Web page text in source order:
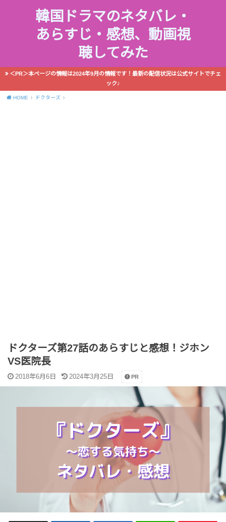
韓国ドラマのネタバレ・
あらすじ・感想、動画視
聴してみた
＜PR＞本ページの情報は2024年9月の情報です！最新の配信状況は公式サイトでチェ
ック♪
HOME ドクターズ
ドクターズ第27話のあらすじと感想！ジホン
VS医院長
2018年6月6日 2024年3月25日 PR